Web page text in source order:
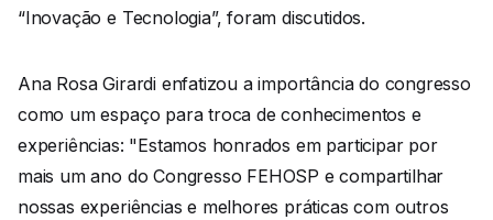
“Inovação e Tecnologia”, foram discutidos.
Ana Rosa Girardi enfatizou a importância do congresso
como um espaço para troca de conhecimentos e
experiências: "Estamos honrados em participar por
mais um ano do Congresso FEHOSP e compartilhar
nossas experiências e melhores práticas com outros